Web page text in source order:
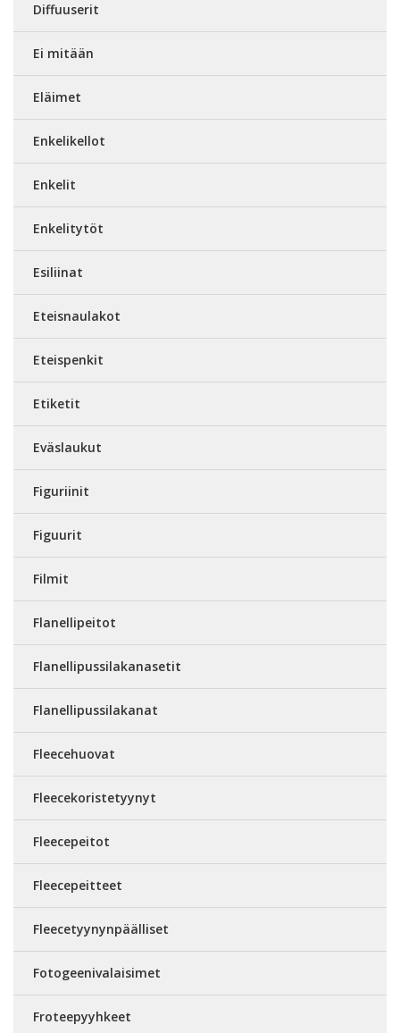
Diffuuserit
Ei mitään
Eläimet
Enkelikellot
Enkelit
Enkelitytöt
Esiliinat
Eteisnaulakot
Eteispenkit
Etiketit
Eväslaukut
Figuriinit
Figuurit
Filmit
Flanellipeitot
Flanellipussilakanasetit
Flanellipussilakanat
Fleecehuovat
Fleecekoristetyynyt
Fleecepeitot
Fleecepeitteet
Fleecetyynynpäälliset
Fotogeenivalaisimet
Froteepyyhkeet